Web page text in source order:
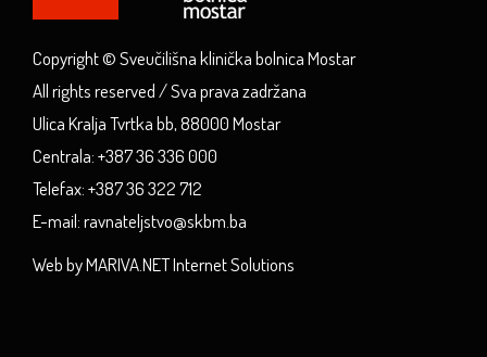
Copyright © Sveučilišna klinička bolnica Mostar
All rights reserved / Sva prava zadržana
Ulica Kralja Tvrtka bb, 88000 Mostar
Centrala: +387 36 336 000
Telefax: +387 36 322 712
E-mail: ravnateljstvo@skbm.ba
Web by MARIVA.NET Internet Solutions